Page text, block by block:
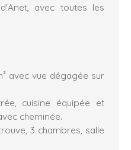
avec toutes les
avec vue dégagée sur
cuisine équipée et
cheminée.
3 chambres, salle